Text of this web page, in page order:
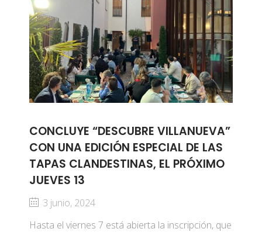
CONCLUYE “DESCUBRE VILLANUEVA”
CON UNA EDICIÓN ESPECIAL DE LAS
TAPAS CLANDESTINAS, EL PRÓXIMO
JUEVES 13
3 junio, 2024
Hasta el viernes 7 está abierta la inscripción, que